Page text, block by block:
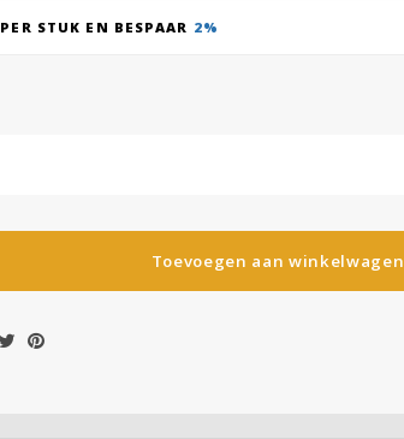
PER STUK EN BESPAAR 2%
Toevoegen aan winkelwagen